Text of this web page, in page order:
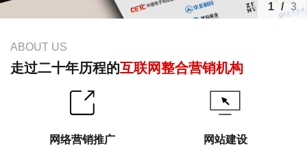
1 / 3
ABOUT US
走过二十年历程的互联网整合营销机构
网络营销推广 网站建设